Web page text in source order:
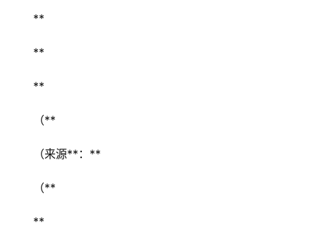
**
**
**
（**
（来源**：**
（**
**